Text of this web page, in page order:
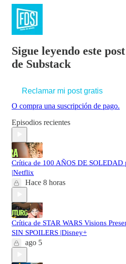
Sigue leyendo este
de Substack
Reclamar mi post gratis
O compra una suscripción de pago.
Episodios recientes
Crítica de 100 AÑOS DE SOLEDAD
|Netflix
Hace 8 horas
Crítica de STAR WARS Visions
SIN SPOILERS |Disney+
ago 5